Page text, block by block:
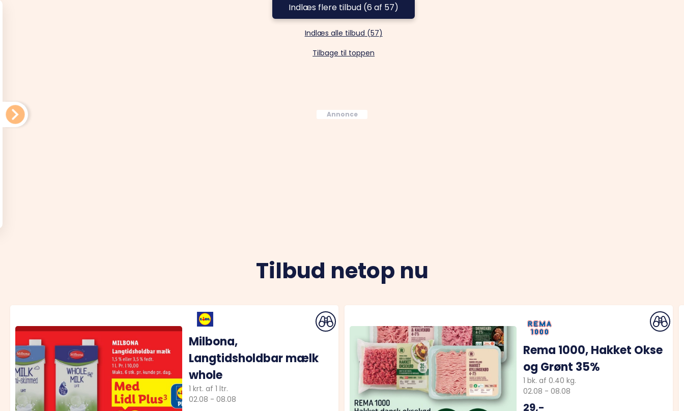
Indlæs flere tilbud (6 af 57)
Indlæs alle tilbud (57)
Tilbage til toppen
Annonce
Tilbud netop nu
Milbona,
Langtidsholdbar mælk
whole
1 krt. af 1 ltr.
02.08 - 08.08
Rema 1000, Hakket Okse
og Grønt 35%
1 bk. af 0.40 kg.
02.08 - 08.08
29,-